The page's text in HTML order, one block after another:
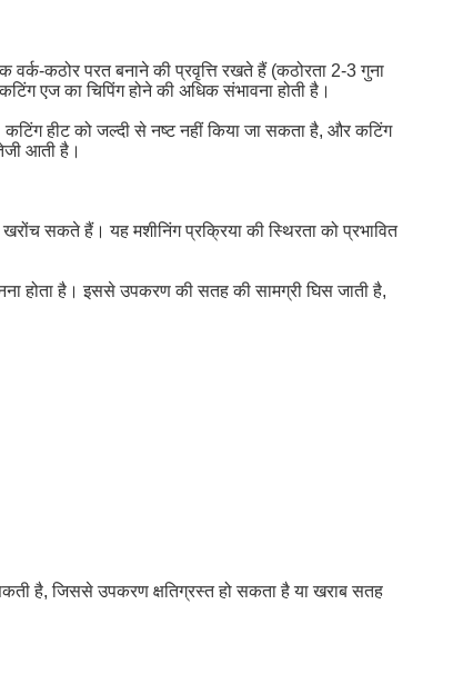
कठोर परत बनाने की प्रवृत्ति रखते हैं (कठोरता 2-3 गुना
एज का चिपिंग होने की अधिक संभावना होती है।
हीट को जल्दी से नष्ट नहीं किया जा सकता है, और कटिंग
आती है।
सकते हैं। यह मशीनिंग प्रक्रिया की स्थिरता को प्रभावित
होता है। इससे उपकरण की सतह की सामग्री घिस जाती है,
है, जिससे उपकरण क्षतिग्रस्त हो सकता है या खराब सतह